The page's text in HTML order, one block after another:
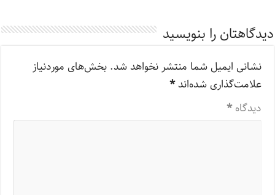
دیدگاهتان را بنویسید
نشانی ایمیل شما منتشر نخواهد شد. بخش‌های موردنیاز
علامت‌گذاری شده‌اند*
دیدگاه*